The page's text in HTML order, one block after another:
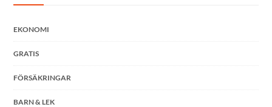
EKONOMI
GRATIS
FÖRSÄKRINGAR
BARN & LEK